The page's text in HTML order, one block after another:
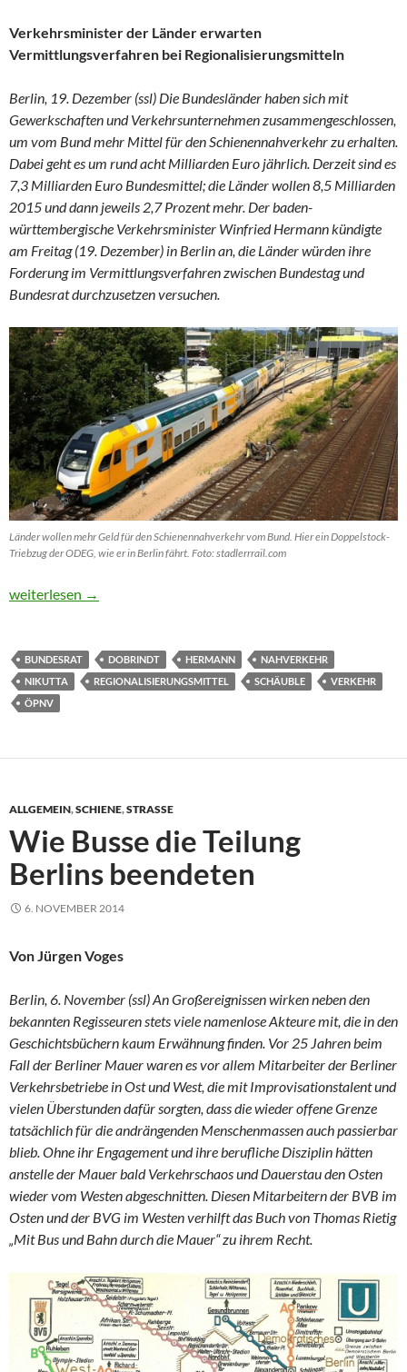
Verkehrsminister der Länder erwarten
Vermittlungsverfahren bei Regionalisierungsmitteln
Berlin, 19. Dezember (ssl) Die Bundesländer haben sich mit
Gewerkschaften und Verkehrsunternehmen zusammengeschlossen,
um vom Bund mehr Mittel für den Schienennahverkehr zu erhalten.
Dabei geht es um rund acht Milliarden Euro jährlich. Derzeit sind es
7,3 Milliarden Euro Bundesmittel; die Länder wollen 8,5 Milliarden
2015 und dann jeweils 2,7 Prozent mehr. Der baden-
württembergische Verkehrsminister Winfried Hermann kündigte
am Freitag (19. Dezember) in Berlin an, die Länder würden ihre
Forderung im Vermittlungsverfahren zwischen Bundestag und
Bundesrat durchzusetzen versuchen.
Länder wollen mehr Geld für den Schienennahverkehr vom Bund. Hier ein Doppelstock-
Triebzug der ODEG, wie er in Berlin fährt. Foto: stadlerrrail.com
Länder wollen 8,5 Milliarden jährlich für S- und U-Bahnen
weiterlesen →
BUNDESRAT DOBRINDT HERMANN
NAHVERKEHR
NIKUTTA
REGIONALISIERUNGSMITTEL SCHÄUBLE
VERKEHR
ÖPNV
ALLGEMEIN,SCHIENE,STRASSE
Wie Busse die Teilung
Berlins beendeten
6. NOVEMBER 2014
Von Jürgen Voges
Berlin, 6. November (ssl) An Großereignissen wirken neben den
bekannten Regisseuren stets viele namenlose Akteure mit, die in den
Geschichtsbüchern kaum Erwähnung finden. Vor 25 Jahren beim
Fall der Berliner Mauer waren es vor allem Mitarbeiter der Berliner
Verkehrsbetriebe in Ost und West, die mit Improvisationstalent und
vielen Überstunden dafür sorgten, dass die wieder offene Grenze
tatsächlich für die andrängenden Menschenmassen auch passierbar
blieb. Ohne ihr Engagement und ihre berufliche Disziplin hätten
anstelle der Mauer bald Verkehrschaos und Dauerstau den Osten
wieder vom Westen abgeschnitten. Diesen Mitarbeitern der BVB im
Osten und der BVG im Westen verhilft das Buch von Thomas Rietig
„Mit Bus und Bahn durch die Mauer“ zu ihrem Recht.